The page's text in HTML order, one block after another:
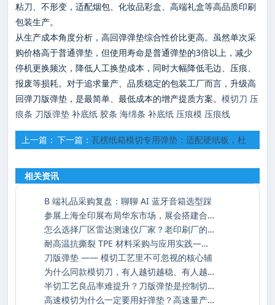
粘刀、不形变，适配烟包、化妆品彩盒、高端礼盒等高品质印刷
包装生产。
从生产成本角度分析，高回弹弹垫综合性价比更高。虽然单次采
购价格高于普通弹垫，但使用寿命是普通弹垫的3倍以上，减少
停机更换频次，降低人工换垫成本，同时大幅降低毛边、压痕、
报废等损耗。对于追求量产、品质稳定的包装工厂而言，升级高
回弹刀版弹垫，是最简单、最低成本的增产提质方案。 模切刀 压
痕条 刀版弹垫 补底纸 胶条 海绵条 补底纸 压痕模 压痕线
下一篇： 瓦楞纸箱模切专用弹垫：适配硬纸板，杜
上一篇：
相关资讯
B 端礼品采购复盘：聊聊 AI 蓝牙音箱选型踩
参展上海全印展布局华东市场，展会搭建合作
怎么选择厂区雷达测速仪厂家？老印刷厂的安
耐高温抗撕裂 TPE 材料采购与应用实践——深
刀版弹垫 —— 模切工艺里不可忽视的核心辅
为什么同款模切刀，有人越切越稳、有人越切
半切工艺良品率难提升？刀版弹垫是控制切入
高速模切为什么一定要用好弹垫？高速量产下